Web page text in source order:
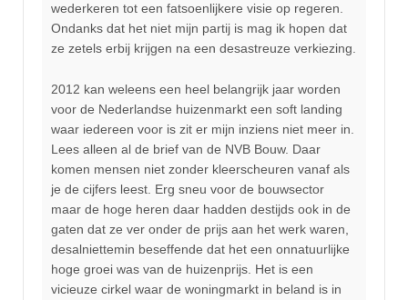
wederkeren tot een fatsoenlijkere visie op regeren.
Ondanks dat het niet mijn partij is mag ik hopen dat
ze zetels erbij krijgen na een desastreuze verkiezing.
2012 kan weleens een heel belangrijk jaar worden
voor de Nederlandse huizenmarkt een soft landing
waar iedereen voor is zit er mijn inziens niet meer in.
Lees alleen al de brief van de NVB Bouw. Daar
komen mensen niet zonder kleerscheuren vanaf als
je de cijfers leest. Erg sneu voor de bouwsector
maar de hoge heren daar hadden destijds ook in de
gaten dat ze ver onder de prijs aan het werk waren,
desalniettemin beseffende dat het een onnatuurlijke
hoge groei was van de huizenprijs. Het is een
vicieuze cirkel waar de woningmarkt in beland is in